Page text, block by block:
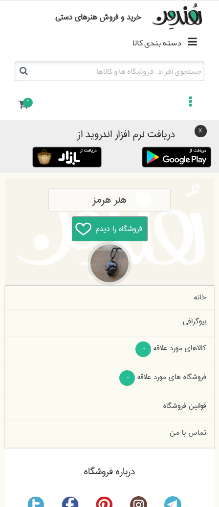
0
خرید و فروش هنرهای دستی
دریافت نرم افزار اندروید از
هنر هرمز
خانه
بیوگرافی
کالاهای مورد علاقه
0
فروشگاه های مورد علاقه 0
قوانین فروشگاه
تماس با من
درباره فروشگاه